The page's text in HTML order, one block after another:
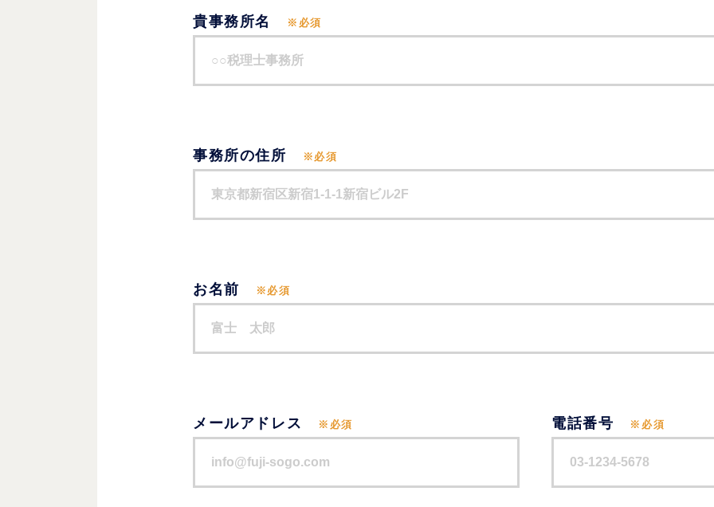
貴事務所名 ※必須
事務所の住所 ※必須
お名前 ※必須
メールアドレス ※必須 電話番号 ※必須